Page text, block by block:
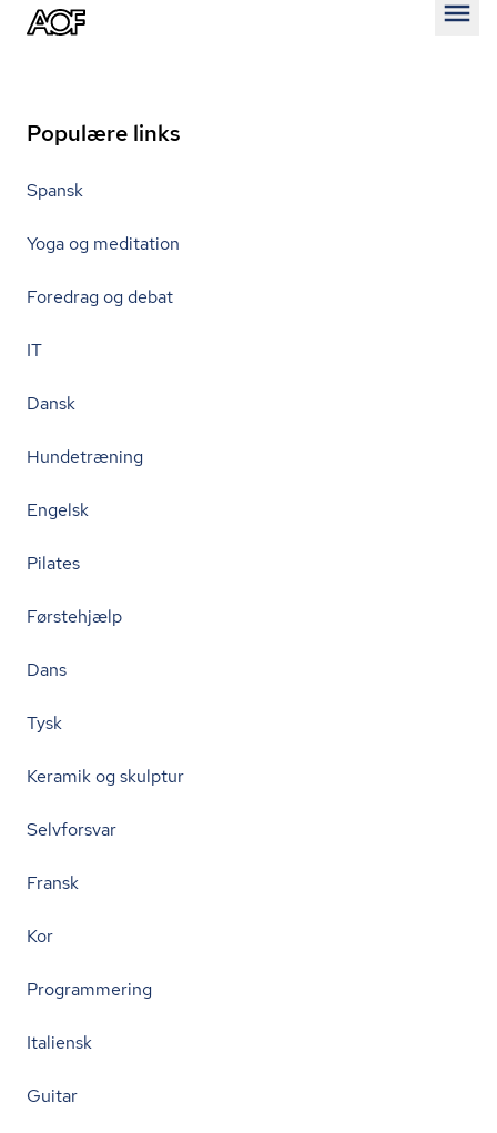
Populære links
Spansk
Yoga og meditation
Foredrag og debat
IT
Dansk
Hundetræning
Engelsk
Pilates
Førstehjælp
Dans
Tysk
Keramik og skulptur
Selvforsvar
Fransk
Kor
Programmering
Italiensk
Guitar